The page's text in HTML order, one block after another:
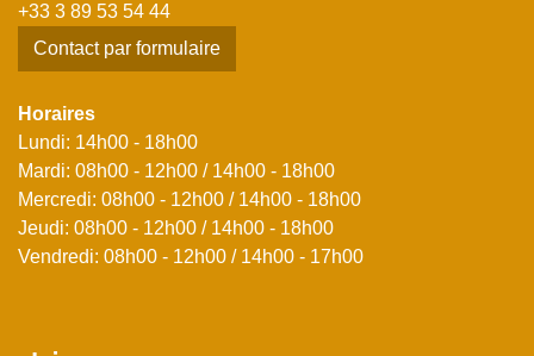
+33 3 89 53 54 44
Contact par formulaire
Horaires
Lundi: 14h00 - 18h00
Mardi: 08h00 - 12h00 / 14h00 - 18h00
Mercredi: 08h00 - 12h00 / 14h00 - 18h00
Jeudi: 08h00 - 12h00 / 14h00 - 18h00
Vendredi: 08h00 - 12h00 / 14h00 - 17h00